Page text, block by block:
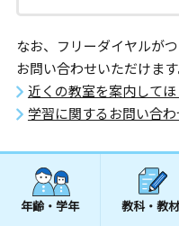
なお、フリーダイヤルが
お問い合わせいただけます
近くの教室を案内して
学習に関するお問い合わ
年齢・学年 教科・教材